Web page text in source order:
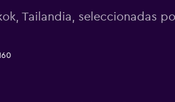
Tailandia, seleccionadas